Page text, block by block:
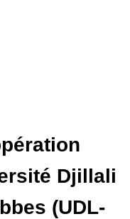
Djillali
(UDL-